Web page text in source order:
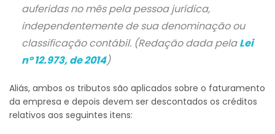
auferidas no mês pela pessoa jurídica,
independentemente de sua denominação ou
classificação contábil. (Redação dada pelaLei
nº 12.973, de 2014)
Aliás, ambos os tributos são aplicados sobre o faturamento
da empresa e depois devem ser descontados os créditos
relativos aos seguintes itens: